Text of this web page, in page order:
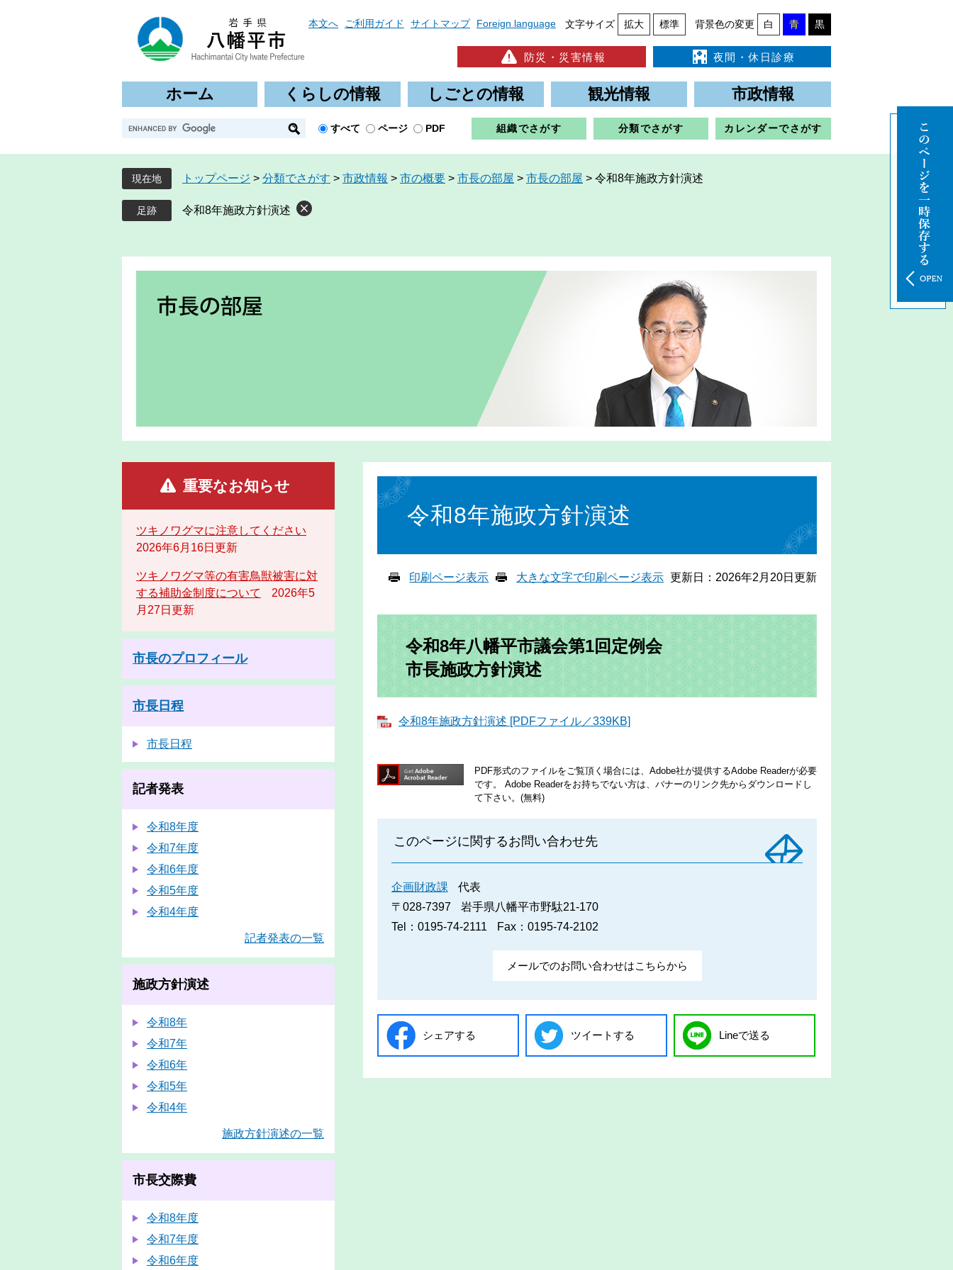
本文へ ご利用ガイド サイトマップ Foreign language 文字サイズ 拡大 標準 背景色の変更 白 青 黒
防災・災害情報 夜間・休日診療
ホーム くらしの情報 しごとの情報 観光情報 市政情報
G
o
g
l
e
カ
すべて ページ PDF 組織でさがす 分類でさがす カレンダーでさがす
現在地 トップページ > 分類でさがす > 市政情報 > 市の概要 > 市長の部屋 > 市長の部屋 > 令和8年施政方針演述
令和8年施政方針演述
文
令和8年施政方針演述
印刷ページ表示 大きな文字で印刷ページ表示 更新日：2026年2月20日更新
令和8年八幡平市議会第1回定例会
市長施政方針演述
令和8年施政方針演述 [PDFファイル／339KB]
PDF形式のファイルをご覧頂く場合には、Adobe社が提供するAdobe Readerが必要
です。
Adobe Readerをお持ちでない方は、バナーのリンク先からダウンロードし
て下さい。(無料)
このページに関するお問い合わせ先
企画財政課
代表
〒028-7397
岩手県八幡平市野駄21-170
Tel：0195-74-2111
Fax：0195-74-2102
メールでのお問い合わせはこちらから
シェアする ツイートする Lineで送る
重要なお知らせ
ツキノワグマに注意してください
2026年6月16日更新
ツキノワグマ等の有害鳥獣被害に対
する補助金制度について
2026年5
月27日更新
市長のプロフィール
市長日程
市長日程
記者発表
令和8年度
令和7年度
令和6年度
令和5年度
令和4年度
記者発表の一覧
施政方針演述
令和8年
令和7年
令和6年
令和5年
令和4年
施政方針演述の一覧
市長交際費
令和8年度
令和7年度
令和6年度